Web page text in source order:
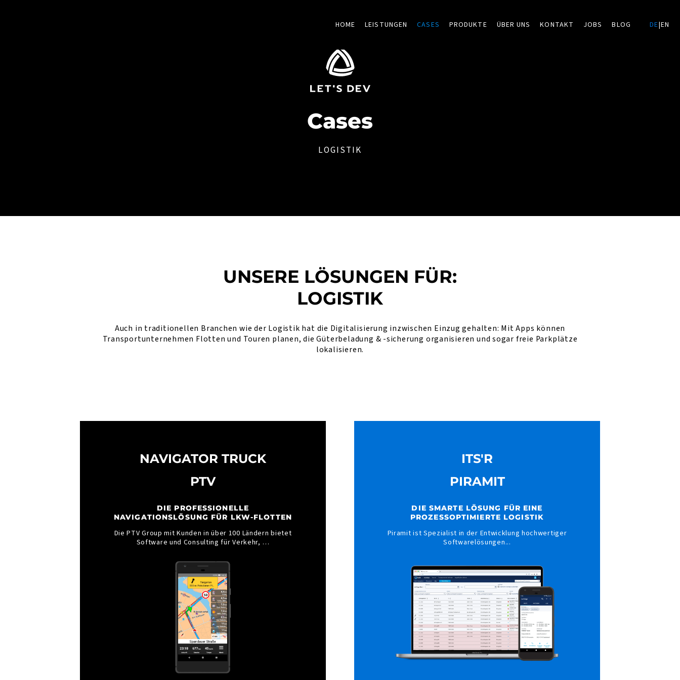
HOME LEISTUNGEN CASES PRODUKTE ÜBER UNS KONTAKT JOBS BLOG DE|EN
Cases
LOGISTIK
UNSERE LÖSUNGEN FÜR:
LOGISTIK
Auch in traditionellen Branchen wie der Logistik hat die Digitalisierung inzwischen Einzug gehalten: Mit Apps können
Transportunternehmen Flotten und Touren planen, die Güterbeladung & -sicherung organisieren und sogar freie Parkplätze
lokalisieren.
NAVIGATOR TRUCK
PTV
DIE PROFESSIONELLE
NAVIGATIONSLÖSUNG FÜR LKW-FLOTTEN
Die PTV Group mit Kunden in über 100 Ländern bietet
Software und Consulting für Verkehr, …
ITS'R
PIRAMIT
DIE SMARTE LÖSUNG FÜR EINE
PROZESSOPTIMIERTE LOGISTIK
Piramit ist Spezialist in der Entwicklung hochwertiger
Softwarelösungen...